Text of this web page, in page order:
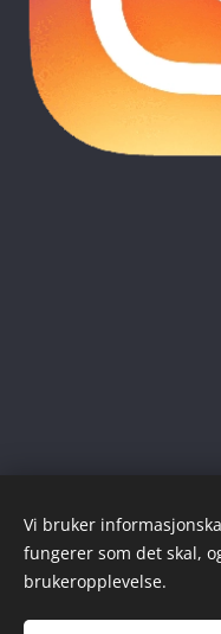
Vi bruker
fungerer som det skal,
brukeropplevelse.